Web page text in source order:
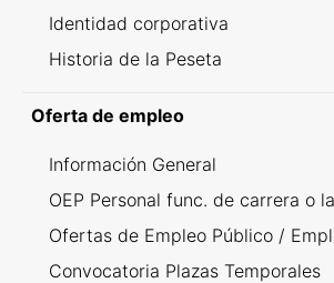
Identidad corporativa
Historia de la Peseta
Oferta de empleo
Información General
OEP Personal func. de carrera o
Ofertas de Empleo Público /
Convocatoria Plazas Temporales